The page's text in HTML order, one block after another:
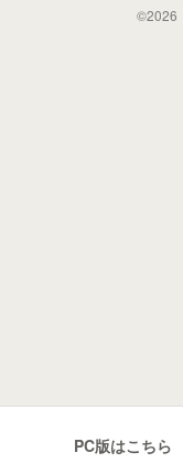
©2026
PC版はこちら